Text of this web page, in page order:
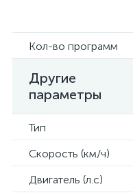
Кол-во программ
Другие
параметры
Тип
Скорость (км/ч)
Двигатель (л.с)